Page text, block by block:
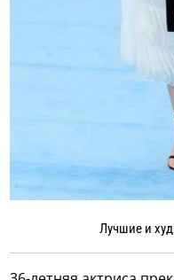
Лучшие и